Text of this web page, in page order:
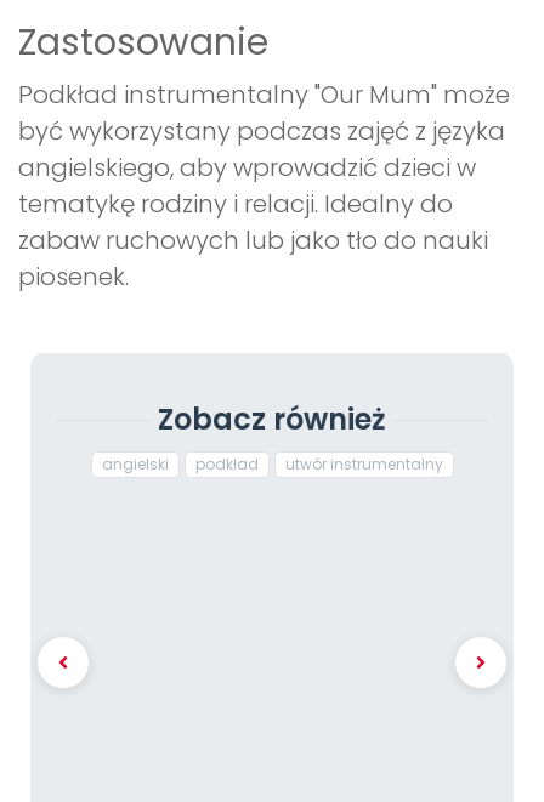
Zastosowanie
Podkład instrumentalny "Our Mum" może
być wykorzystany podczas zajęć z języka
angielskiego, aby wprowadzić dzieci w
tematykę rodziny i relacji. Idealny do
zabaw ruchowych lub jako tło do nauki
piosenek.
Zobacz również
angielski podkład utwór instrumentalny